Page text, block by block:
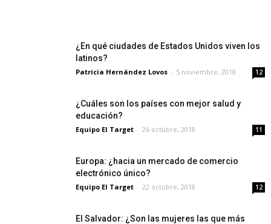
¿En qué ciudades de Estados Unidos viven los
latinos?
Patricia Hernández Lovos - 5 noviembre, 2018 12
¿Cuáles son los países con mejor salud y
educación?
Equipo El Target - 26 octubre, 2018 11
Europa: ¿hacia un mercado de comercio
electrónico único?
Equipo El Target - 22 octubre, 2018 12
El Salvador: ¿Son las mujeres las que más